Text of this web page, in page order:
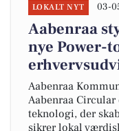
LOKALT NYT 03-
Aabenraa
nye
Aabenraa
Aabenraa
teknologi, der
sikrer lokal